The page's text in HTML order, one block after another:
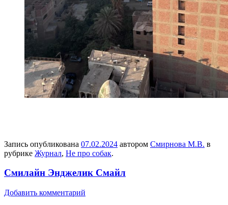
Запись опубликована 07.02.2024 автором Смирнова М.В. в
рубрике Журнал, Не про собак.
Смилайн Энджелик Смайл
Добавить комментарий